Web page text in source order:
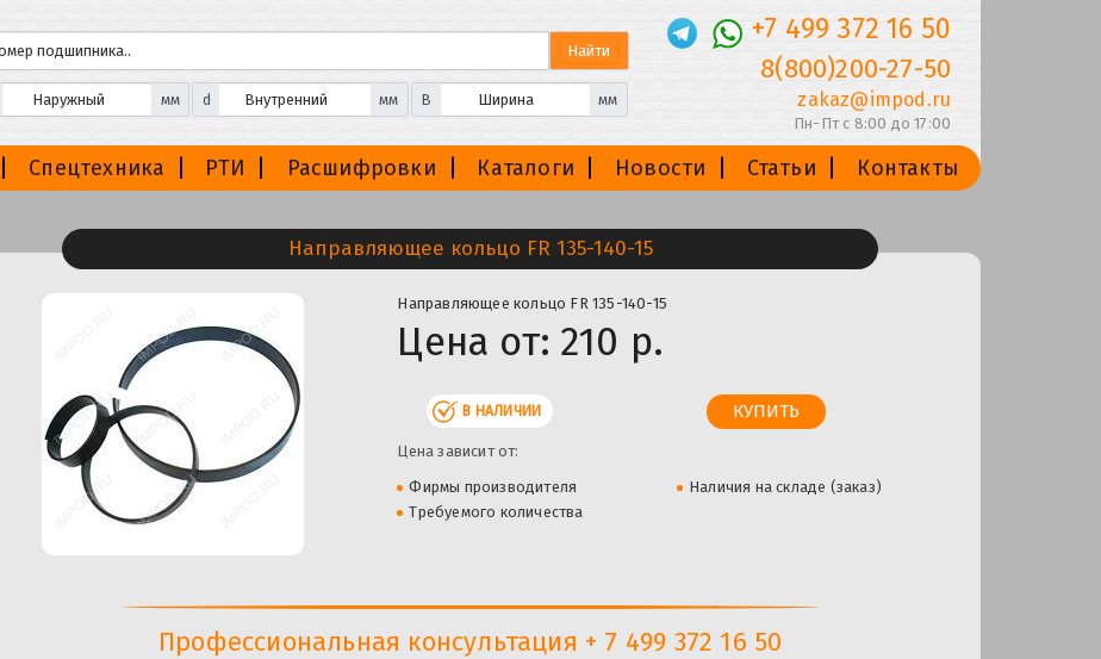
мм d мм B мм
+7 499 372 16 50
8(800)200-27-50
zakaz@impod.ru
Пн-Пт с 8:00 до 17:00
Спецтехника РТИ Расшифровки Каталоги Новости Статьи Контакты
Направляющее кольцо FR 135-140-15
Направляющее кольцо FR 135-140-15
Цена от: 210 р.
В НАЛИЧИИ
Цена зависит от:
Фирмы производителя
Наличия на складе (заказ)
Требуемого количества
Профессиональная консультация + 7 499 372 16 50